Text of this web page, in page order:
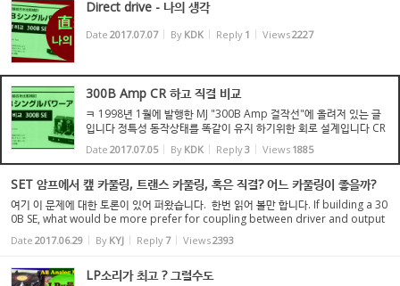
Direct drive - 나의 생각
Date 2017.07.07 By KDK Reply 1 Views2227
300B Amp CR 하고 직결 비교
ㅋ 1998년 1월에 발행한 MJ "300B Amp 걸작선"에 올려저 있는 글
입니다 정특성 동작상태를 똑같이 유지 하기위한 회로 설계입니다 CR
하고 직결 특성은 -한국서 배운 표현으로는 - 오차 번위내에서 같다고
볼수있습니다. 저자의 청감글은 FM반송 듣고 놀랐다...
Date 2017.07.05 By KDK Reply3 Views 1885
SET 암프에서 캪 카풀링, 트랜스 카풀링, 혹은 직결? 어느 카풀링이 좋을까?
여기 이 문제에 대한 토론이 있어 퍼왔습니다. 한번 읽어 볼만 합니다. If building a 30
0B SE, what would be more prefer for coupling between driver and output
stage? Interstage transformer or capacitor coupled? I've seen someone bu
ilt an amp wi...
Date 2017.06.29 By KYJ Reply 7 Views2393
LP소리가 최고 ? 그럴수도